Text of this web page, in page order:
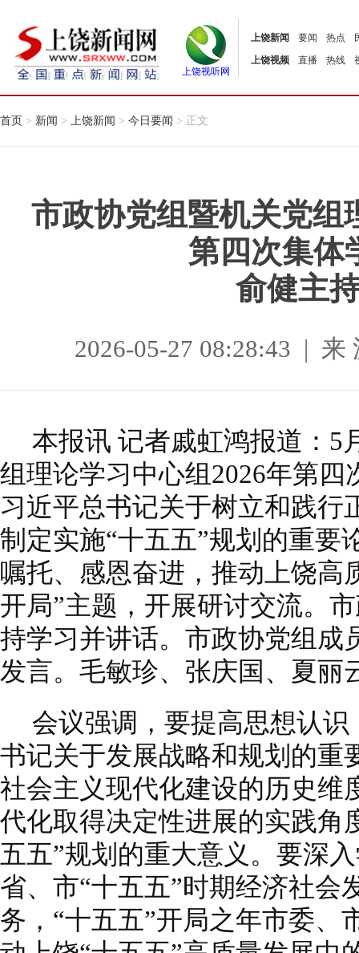
上饶视听网
上饶新闻 要闻 热点
上饶视频
直播 热线
首页 > 新闻 > 上饶新闻 > 今日要闻 > 正文
市政协党组暨机关党组
第四次集体
俞健主
2026-05-27 08:28:43 |
本报讯 记者戚虹鸿报道：5
组理论学习中心组2026年第
习近平总书记关于树立和践行
制定实施“十五五”规划的重要
嘱托、感恩奋进，推动上饶高
开局”主题，开展研讨交流。
持学习并讲话。市政协党组成
发言。毛敏珍、张庆国、夏丽
会议强调，要提高思想认
书记关于发展战略和规划的重
社会主义现代化建设的历史维
代化取得决定性进展的实践角
五五”规划的重大意义。要深
省、市“十五五”时期经济社会
务，“十五五”开局之年市委、